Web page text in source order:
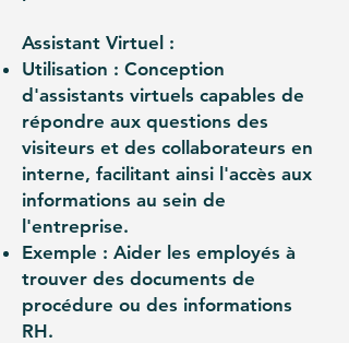
Assistant Virtuel :
Utilisation : Conception
d'assistants virtuels capables de
répondre aux questions des
visiteurs et des collaborateurs en
interne, facilitant ainsi l'accès aux
informations au sein de
l'entreprise.
Exemple : Aider les employés à
trouver des documents de
procédure ou des informations
RH.